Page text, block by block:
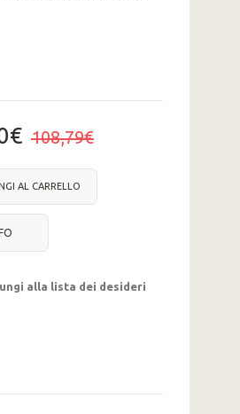
108,79€
AL CARRELLO
alla lista dei desideri